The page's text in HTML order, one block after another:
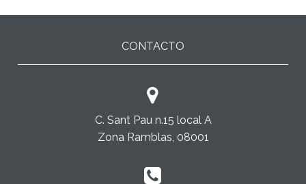
CONTACTO
C. Sant Pau n.15 local A
Zona Ramblas, 08001